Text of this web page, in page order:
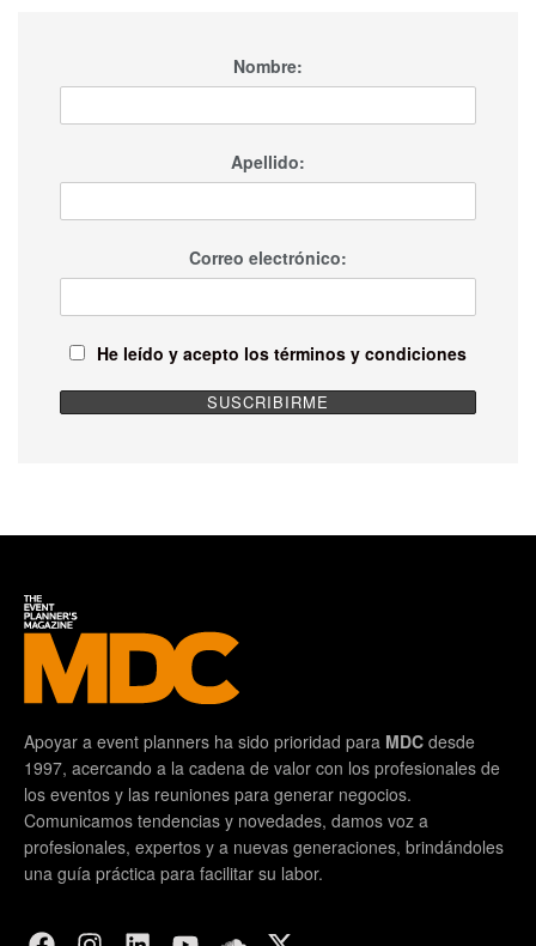
Nombre:
Apellido:
Correo electrónico:
He leído y acepto los términos y condiciones
Apoyar a event planners ha sido prioridad para MDC desde
1997, acercando a la cadena de valor con los profesionales de
los eventos y las reuniones para generar negocios.
Comunicamos tendencias y novedades, damos voz a
profesionales, expertos y a nuevas generaciones, brindándoles
una guía práctica para facilitar su labor.